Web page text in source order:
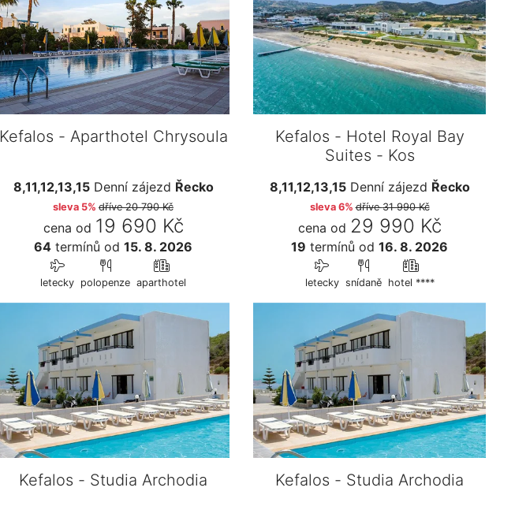
Kefalos - Aparthotel Chrysoula
8,11,12,13,15Denní zájezd Řecko
sleva 5% dříve20 790 Kč
cena od 19 690 Kč
64 termínů od 15. 8. 2026
letecky polopenze aparthotel
Kefalos - Hotel Royal Bay
Suites - Kos
8,11,12,13,15Denní zájezd Řecko
sleva 6% dříve31 990 Kč
cena od 29 990 Kč
19 termínů od 16. 8. 2026
letecky snídaně hotel ****
Kefalos - Studia Archodia Kefalos - Studia Archodia